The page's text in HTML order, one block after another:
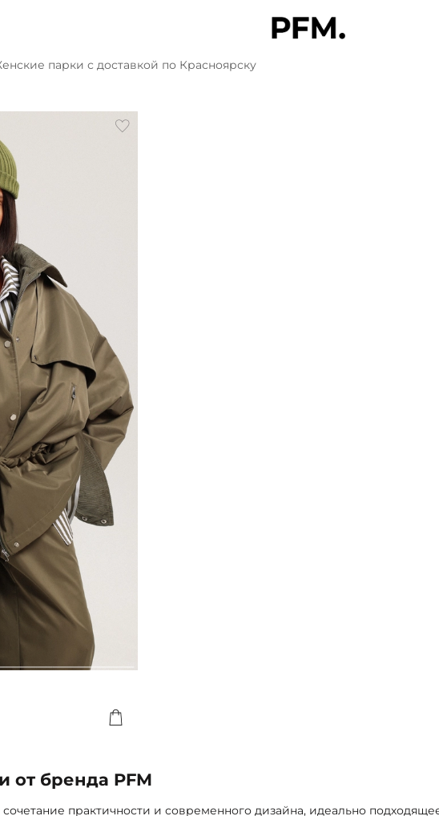
парки с доставкой по Красноярску
Добавить
от бренда PFM
практичности и современного дизайна, идеально